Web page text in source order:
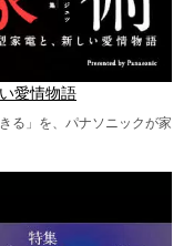
愛情物語
る」を、パナソニックが家